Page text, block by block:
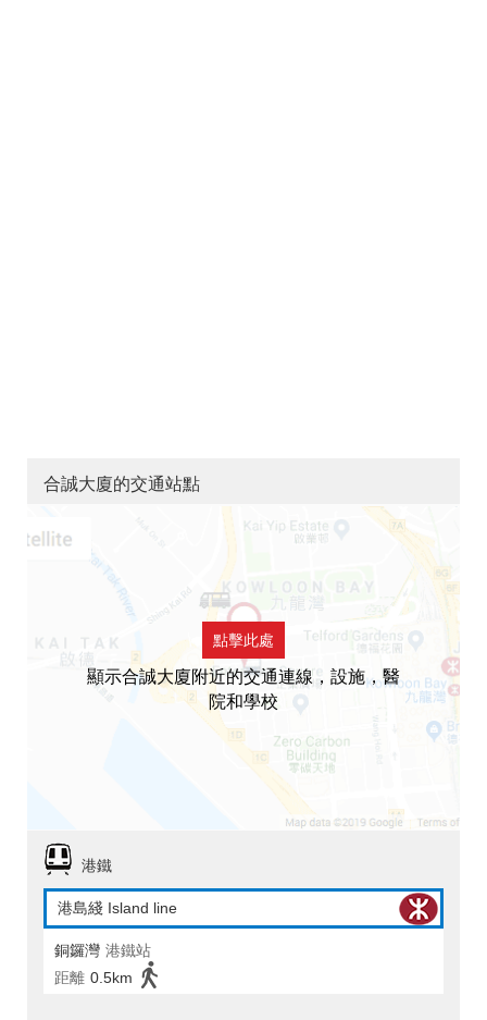
合誠大廈的交通站點
點擊此處
顯示合誠大廈附近的交通連線，設施，醫
院和學校
港鐵
港島綫 Island line
銅鑼灣 港鐵站
距離 0.5km